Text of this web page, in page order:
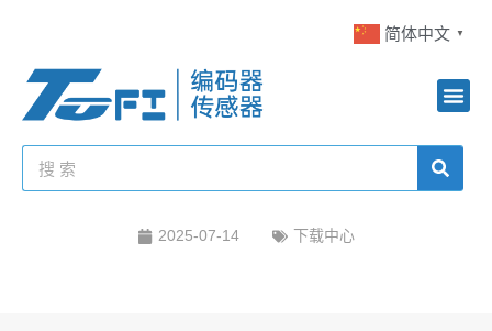
简体中文 ▼
2025-07-14 下载中心